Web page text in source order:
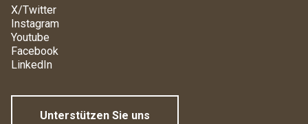
X/Twitter
Instagram
Youtube
Facebook
LinkedIn
Unterstützen Sie uns